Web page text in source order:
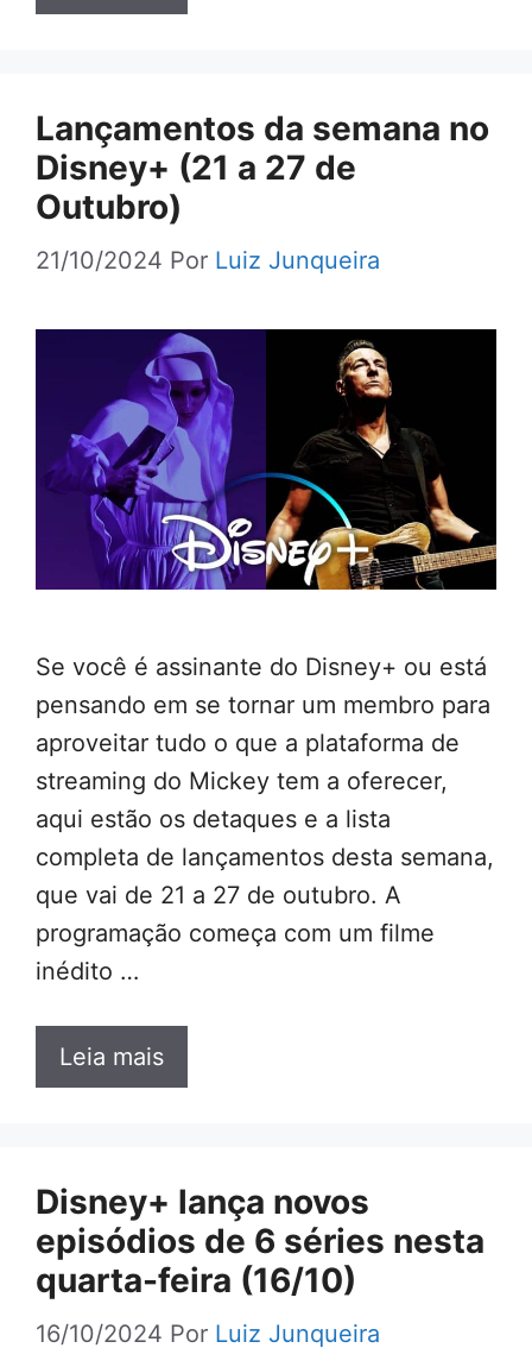
Lançamentos da semana no
Disney+ (21 a 27 de
Outubro)
21/10/2024 Por Luiz Junqueira
Se você é assinante do Disney+ ou está
pensando em se tornar um membro para
aproveitar tudo o que a plataforma de
streaming do Mickey tem a oferecer,
aqui estão os detaques e a lista
completa de lançamentos desta semana,
que vai de 21 a 27 de outubro. A
programação começa com um filme
inédito …
Leia mais
Disney+ lança novos
episódios de 6 séries nesta
quarta-feira (16/10)
16/10/2024 Por Luiz Junqueira